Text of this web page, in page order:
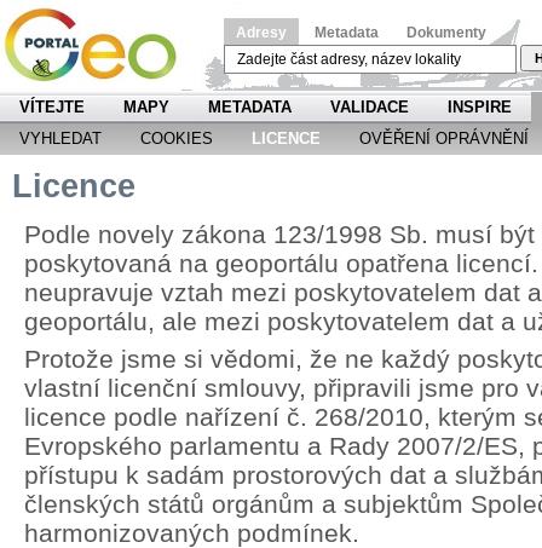
Adresy Metadata Dokumenty
VÍTEJTE MAPY METADATA VALIDACE
INSPIRE
VYHLEDAT
COOKIES LICENCE OVĚŘENÍ OPRÁVNĚNÍ
Licence
Podle novely zákona 123/1998 Sb. musí
poskytovaná na geoportálu opatřena
neupravuje vztah mezi poskytovatelem dat
geoportálu, ale mezi poskytovatelem dat a
Protože jsme si vědomi, že ne každý
vlastní licenční smlouvy, připravili jsme pro
licence podle nařízení č. 268/2010, kterým
Evropského parlamentu a Rady 2007/2/ES,
přístupu k sadám prostorových dat a
členských států orgánům a subjektům
harmonizovaných podmínek.